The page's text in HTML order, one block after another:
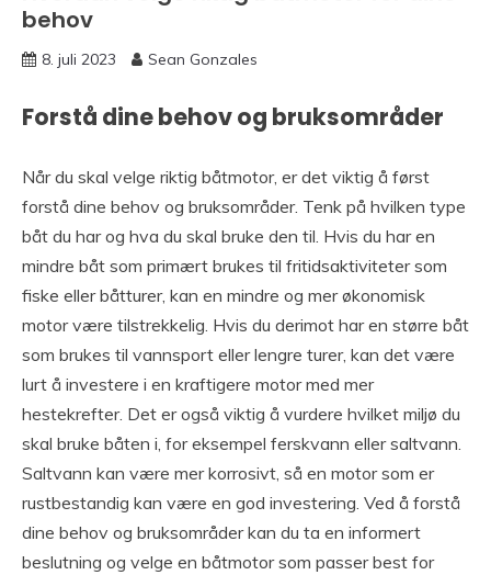
behov
8. juli 2023 Sean Gonzales
Forstå dine behov og bruksområder
Når du skal velge riktig båtmotor, er det viktig å først
forstå dine behov og bruksområder. Tenk på hvilken type
båt du har og hva du skal bruke den til. Hvis du har en
mindre båt som primært brukes til fritidsaktiviteter som
fiske eller båtturer, kan en mindre og mer økonomisk
motor være tilstrekkelig. Hvis du derimot har en større båt
som brukes til vannsport eller lengre turer, kan det være
lurt å investere i en kraftigere motor med mer
hestekrefter. Det er også viktig å vurdere hvilket miljø du
skal bruke båten i, for eksempel ferskvann eller saltvann.
Saltvann kan være mer korrosivt, så en motor som er
rustbestandig kan være en god investering. Ved å forstå
dine behov og bruksområder kan du ta en informert
beslutning og velge en båtmotor som passer best for